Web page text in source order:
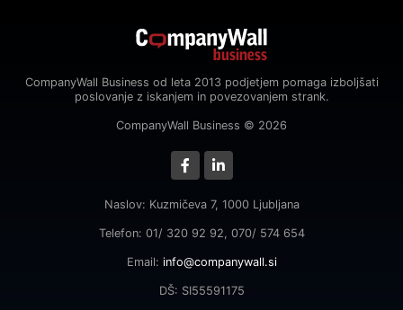
CompanyWall Business od leta 2013 podjetjem pomaga izboljšati
poslovanje z iskanjem in povezovanjem strank.
CompanyWall Business © 2026
Naslov: Kuzmičeva 7, 1000 Ljubljana
Telefon: 01/ 320 92 92, 070/ 574 654
Email: info@companywall.si
DŠ: SI55591175